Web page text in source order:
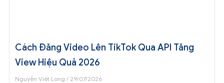
Cách Đăng Video Lên TikTok Qua API Tăng
View Hiệu Quả 2026
Nguyễn Viết Long 29/07/2026